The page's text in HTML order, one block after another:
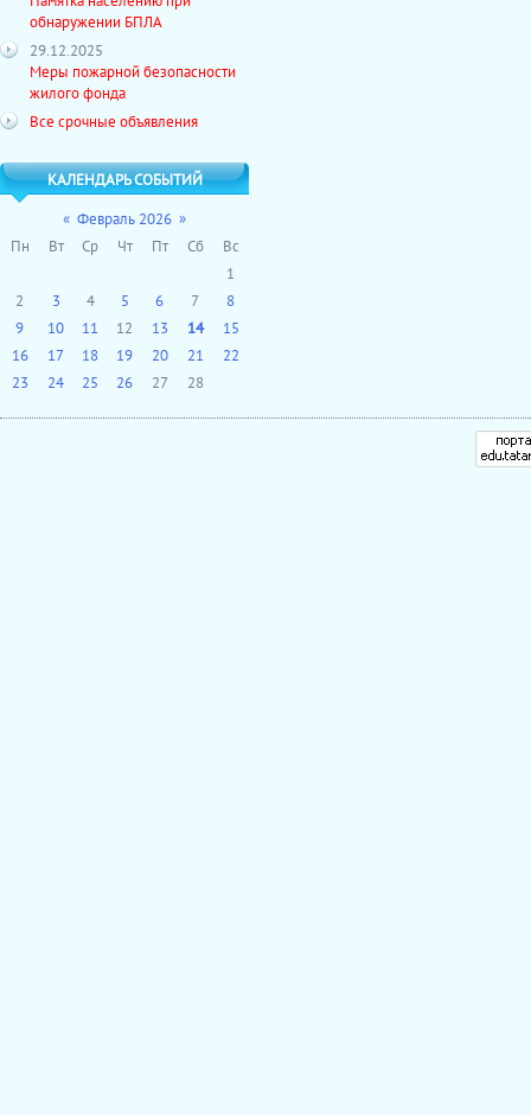
обнаружении БПЛА
29.12.2025
Меры пожарной безопасности
жилого фонда
Все срочные объявления
КАЛЕНДАРЬ СОБЫТИЙ
« Февраль 2026 »
Пн
Вт Ср Чт Пт Сб
Вс
1
2
3 4 5 6 7
8
9
10 11 12 13 14
15
16
17 18 19 20 21
22
23
24 25 26 27 28